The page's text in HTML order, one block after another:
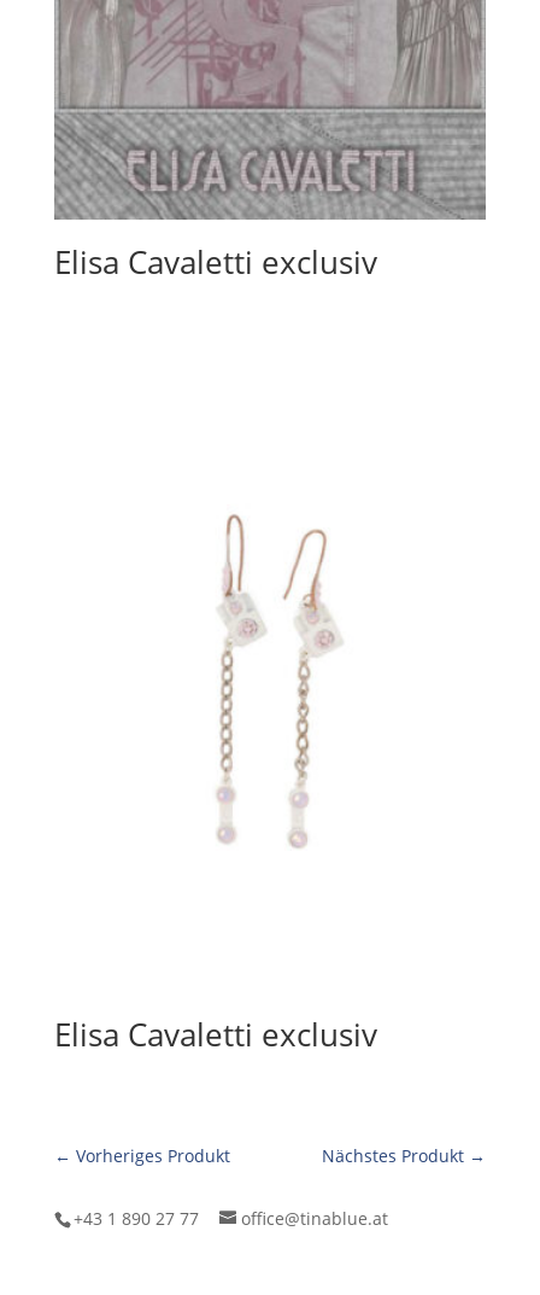
Elisa Cavaletti exclusiv
Elisa Cavaletti exclusiv
← Vorheriges Produkt Nächstes Produkt →
+43 1 890 27 77 office@tinablue.at